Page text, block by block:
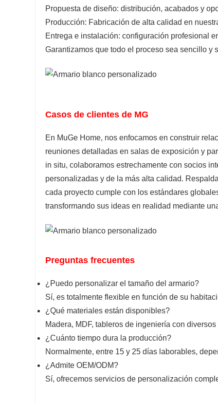
Propuesta de diseño: distribución, acabados y
Producción: Fabricación de alta calidad en
Entrega e instalación: configuración profesional
Garantizamos que todo el proceso sea sencillo y
Casos de clientes de MG
En MuGe Home, nos enfocamos en construir
reuniones detalladas en salas de exposición y
in situ, colaboramos estrechamente con socios
personalizadas y de la más alta calidad.
cada proyecto cumple con los estándares
transformando sus ideas en realidad mediante
Preguntas frecuentes
¿Puedo personalizar el tamaño del armario?
Sí, es totalmente flexible en función de su
¿Qué materiales están disponibles?
Madera, MDF, tableros de ingeniería con
¿Cuánto tiempo dura la producción?
Normalmente, entre 15 y 25 días laborables,
¿Admite OEM/ODM?
Sí, ofrecemos servicios de personalización